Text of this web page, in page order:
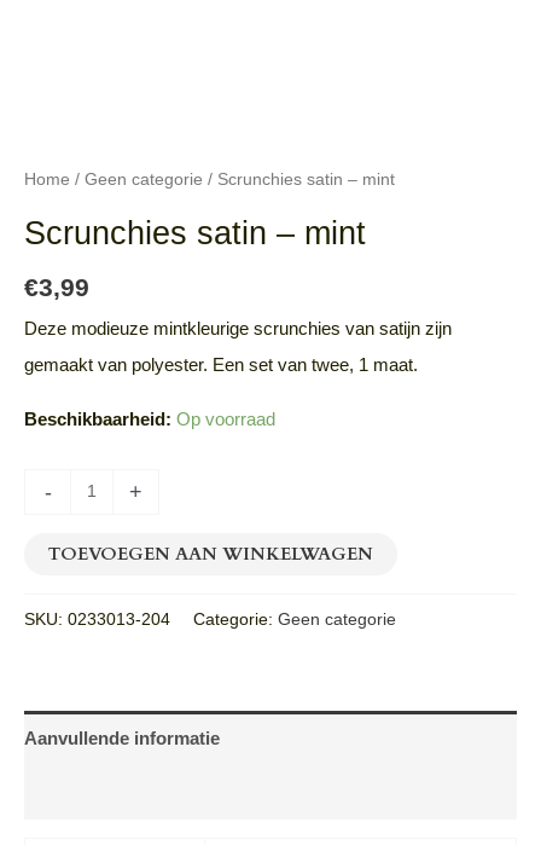
Home / Geen categorie / Scrunchies satin – mint
Scrunchies satin – mint
€3,99
Deze modieuze mintkleurige scrunchies van satijn zijn
gemaakt van polyester. Een set van twee, 1 maat.
Beschikbaarheid: Op voorraad
- +
TOEVOEGEN AAN WINKELWAGEN
SKU: 0233013-204 Categorie: Geen categorie
Aanvullende informatie